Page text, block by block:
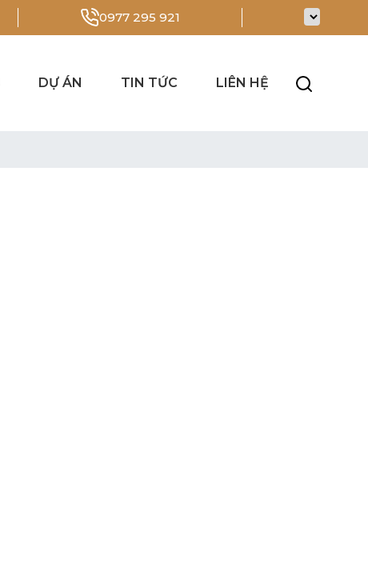
0977 295 921
DỰ ÁN TIN TỨC LIÊN HỆ